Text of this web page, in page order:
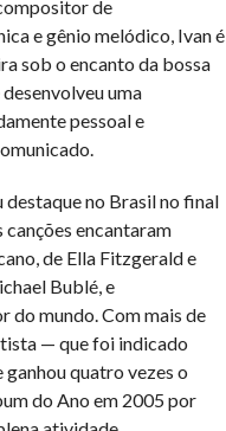
de
e gênio melódico, Ivan é
sob o encanto da bossa
uma
pessoal e
destaque no Brasil no final
canções encantaram
de Ella Fitzgerald e
Bublé, e
do mundo. Com mais de
— que foi indicado
quatro vezes o
do Ano em 2005 por